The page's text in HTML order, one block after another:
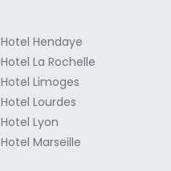
Hotel Hendaye
Hotel La Rochelle
Hotel Limoges
Hotel Lourdes
Hotel Lyon
Hotel Marseille